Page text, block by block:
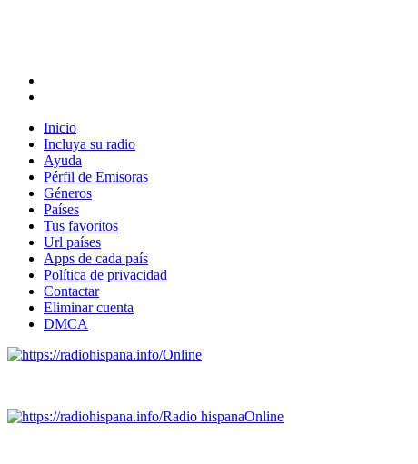
Inicio
Incluya su radio
Ayuda
Pérfil de Emisoras
Géneros
Países
Tus favoritos
Url países
Apps de cada país
Política de privacidad
Contactar
Eliminar cuenta
DMCA
Online
Radio hispanaOnline